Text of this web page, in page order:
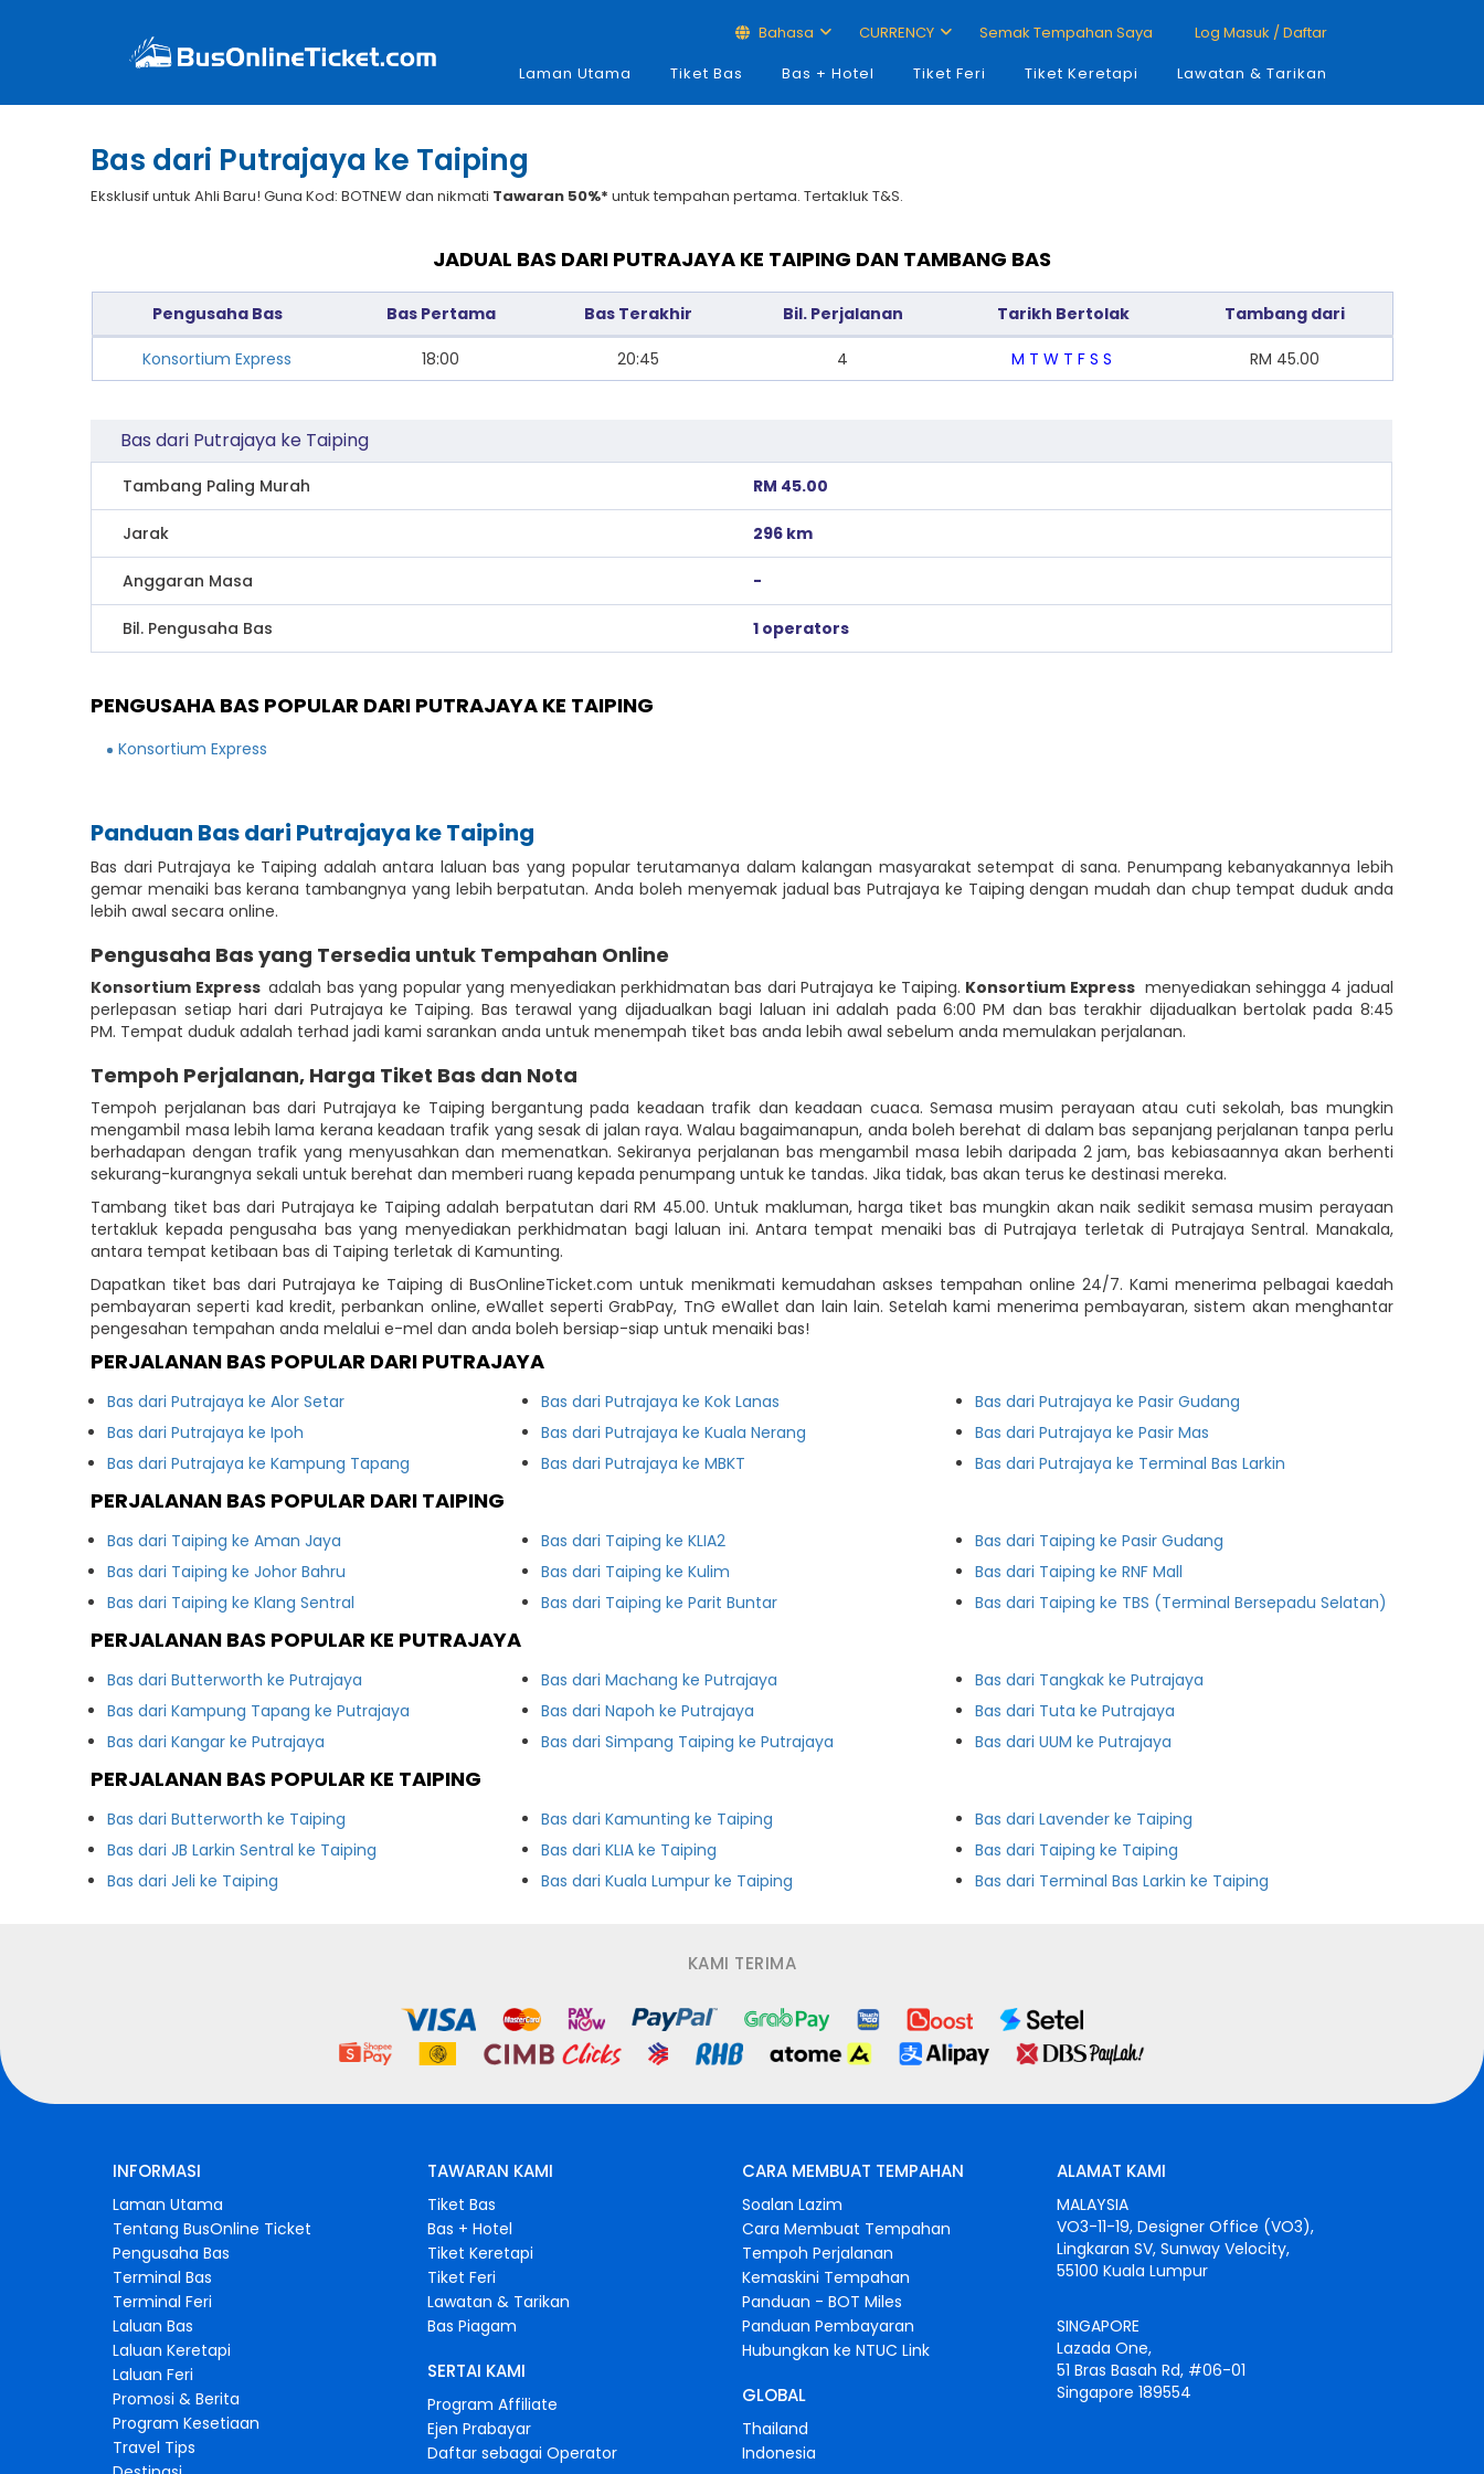
Bahasa CURRENCY Semak Tempahan Saya
Log Masuk / Daftar
Laman Utama
Tiket Bas Bas + Hotel Tiket Feri Tiket Keretapi Lawatan & Tarikan
Bas dari Putrajaya ke Taiping
Eksklusif untuk Ahli Baru! Guna Kod: BOTNEW dan nikmati Tawaran 50%* untuk tempahan pertama. Tertakluk T&S.
JADUAL BAS DARI PUTRAJAYA KE TAIPING DAN TAMBANG BAS
Pengusaha Bas Bas Pertama Bas Terakhir Bil. Perjalanan Tarikh Bertolak Tambang dari
Konsortium Express 18:00 20:45 4 M T W T F S S RM 45.00
Bas dari Putrajaya ke Taiping
Tambang Paling Murah RM 45.00
Jarak 296 km
Anggaran Masa -
Bil. Pengusaha Bas 1 operators
PENGUSAHA BAS POPULAR DARI PUTRAJAYA KE TAIPING
Konsortium Express
Panduan Bas dari Putrajaya ke Taiping
Bas dari Putrajaya ke Taiping adalah antara laluan bas yang popular terutamanya dalam kalangan masyarakat setempat di sana. Penumpang kebanyakannya lebih
gemar menaiki bas kerana tambangnya yang lebih berpatutan. Anda boleh menyemak jadual bas Putrajaya ke Taiping dengan mudah dan chup tempat duduk anda
lebih awal secara online.
Pengusaha Bas yang Tersedia untuk Tempahan Online
Konsortium Express adalah bas yang popular yang menyediakan perkhidmatan bas dari Putrajaya ke Taiping. Konsortium Expressmenyediakan sehingga 4 jadual
perlepasan setiap hari dari Putrajaya ke Taiping. Bas terawal yang dijadualkan bagi laluan ini adalah pada 6:00 PM dan bas terakhir dijadualkan bertolak pada 8:45
PM. Tempat duduk adalah terhad jadi kami sarankan anda untuk menempah tiket bas anda lebih awal sebelum anda memulakan perjalanan.
Tempoh Perjalanan, Harga Tiket Bas dan Nota
Tempoh perjalanan bas dari Putrajaya ke Taiping bergantung pada keadaan trafik dan keadaan cuaca. Semasa musim perayaan atau cuti sekolah, bas mungkin
mengambil masa lebih lama kerana keadaan trafik yang sesak di jalan raya. Walau bagaimanapun, anda boleh berehat di dalam bas sepanjang perjalanan tanpa perlu
berhadapan dengan trafik yang menyusahkan dan memenatkan. Sekiranya perjalanan bas mengambil masa lebih daripada 2 jam, bas kebiasaannya akan berhenti
sekurang-kurangnya sekali untuk berehat dan memberi ruang kepada penumpang untuk ke tandas. Jika tidak, bas akan terus ke destinasi mereka.
Tambang tiket bas dari Putrajaya ke Taiping adalah berpatutan dari RM 45.00. Untuk makluman, harga tiket bas mungkin akan naik sedikit semasa musim perayaan
tertakluk kepada pengusaha bas yang menyediakan perkhidmatan bagi laluan ini. Antara tempat menaiki bas di Putrajaya terletak di Putrajaya Sentral. Manakala,
antara tempat ketibaan bas di Taiping terletak di Kamunting.
Dapatkan tiket bas dari Putrajaya ke Taiping di BusOnlineTicket.com untuk menikmati kemudahan askses tempahan online 24/7. Kami menerima pelbagai kaedah
pembayaran seperti kad kredit, perbankan online, eWallet seperti GrabPay, TnG eWallet dan lain lain. Setelah kami menerima pembayaran, sistem akan menghantar
pengesahan tempahan anda melalui e-mel dan anda boleh bersiap-siap untuk menaiki bas!
PERJALANAN BAS POPULAR DARI PUTRAJAYA
Bas dari Putrajaya ke Alor Setar
Bas dari Putrajaya ke Ipoh
Bas dari Putrajaya ke Kampung Tapang
Bas dari Putrajaya ke Kok Lanas
Bas dari Putrajaya ke Kuala Nerang
Bas dari Putrajaya ke MBKT
Bas dari Putrajaya ke Pasir Gudang
Bas dari Putrajaya ke Pasir Mas
Bas dari Putrajaya ke Terminal Bas Larkin
PERJALANAN BAS POPULAR DARI TAIPING
Bas dari Taiping ke Aman Jaya
Bas dari Taiping ke Johor Bahru
Bas dari Taiping ke Klang Sentral
Bas dari Taiping ke KLIA2
Bas dari Taiping ke Kulim
Bas dari Taiping ke Parit Buntar
Bas dari Taiping ke Pasir Gudang
Bas dari Taiping ke RNF Mall
Bas dari Taiping ke TBS (Terminal Bersepadu Selatan)
PERJALANAN BAS POPULAR KE PUTRAJAYA
Bas dari Butterworth ke Putrajaya
Bas dari Kampung Tapang ke Putrajaya
Bas dari Kangar ke Putrajaya
Bas dari Machang ke Putrajaya
Bas dari Napoh ke Putrajaya
Bas dari Simpang Taiping ke Putrajaya
Bas dari Tangkak ke Putrajaya
Bas dari Tuta ke Putrajaya
Bas dari UUM ke Putrajaya
PERJALANAN BAS POPULAR KE TAIPING
Bas dari Butterworth ke Taiping
Bas dari JB Larkin Sentral ke Taiping
Bas dari Jeli ke Taiping
Bas dari Kamunting ke Taiping
Bas dari KLIA ke Taiping
Bas dari Kuala Lumpur ke Taiping
Bas dari Lavender ke Taiping
Bas dari Taiping ke Taiping
Bas dari Terminal Bas Larkin ke Taiping
KAMI TERIMA
INFORMASI
Laman Utama
Tentang BusOnline Ticket
Pengusaha Bas
Terminal Bas
Terminal Feri
Laluan Bas
Laluan Keretapi
Laluan Feri
Promosi & Berita
Program Kesetiaan
Travel Tips
TAWARAN KAMI
Tiket Bas
Bas + Hotel
Tiket Keretapi
Tiket Feri
Lawatan & Tarikan
Bas Piagam
SERTAI KAMI
Program Affiliate
Ejen Prabayar
Daftar sebagai Operator
CARA MEMBUAT TEMPAHAN
Soalan Lazim
Cara Membuat Tempahan
Tempoh Perjalanan
Kemaskini Tempahan
Panduan - BOT Miles
Panduan Pembayaran
Hubungkan ke NTUC Link
GLOBAL
Thailand
Indonesia
ALAMAT KAMI
MALAYSIA
VO3-11-19, Designer Office (VO3),
Lingkaran SV, Sunway Velocity,
55100 Kuala Lumpur
SINGAPORE
Lazada One,
51 Bras Basah Rd, #06-01
Singapore 189554